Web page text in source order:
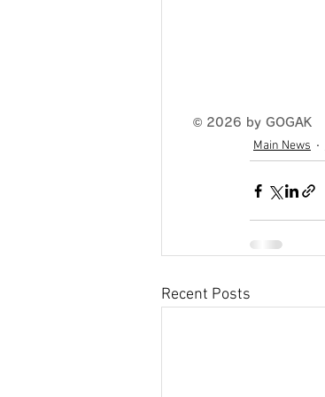
Main News
Recent Posts
© 2026 by GOGAK